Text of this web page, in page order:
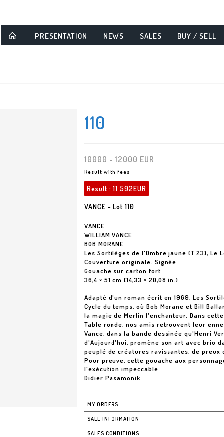
PRESENTATION NEWS SALES BUY / SELL
110
10000 - 12000 EUR
Result with fees
Result : 11 592EUR
VANCE - Lot 110
VANCE
WILLIAM VANCE
BOB MORANE
Les Sortilèges de l'Ombre jaune (T.23), Le
Couverture originale. Signée.
Gouache sur carton fort
36,4 × 51 cm (14,33 × 20,08 in.)
Adapté d'un roman écrit en 1969, Les
Cycle du temps, où Bob Morane et Bill
la magie de Merlin l'enchanteur. Dans
Table ronde, nos amis retrouvent leur
Vance, dans la bande dessinée qu'Henri
d'Aujourd'hui, promène son art avec brio
peuplé de créatures ravissantes, de preux
Pour preuve, cette gouache aux
l'exécution impeccable.
Didier Pasamonik
MY ORDERS
SALE INFORMATION
SALES CONDITIONS